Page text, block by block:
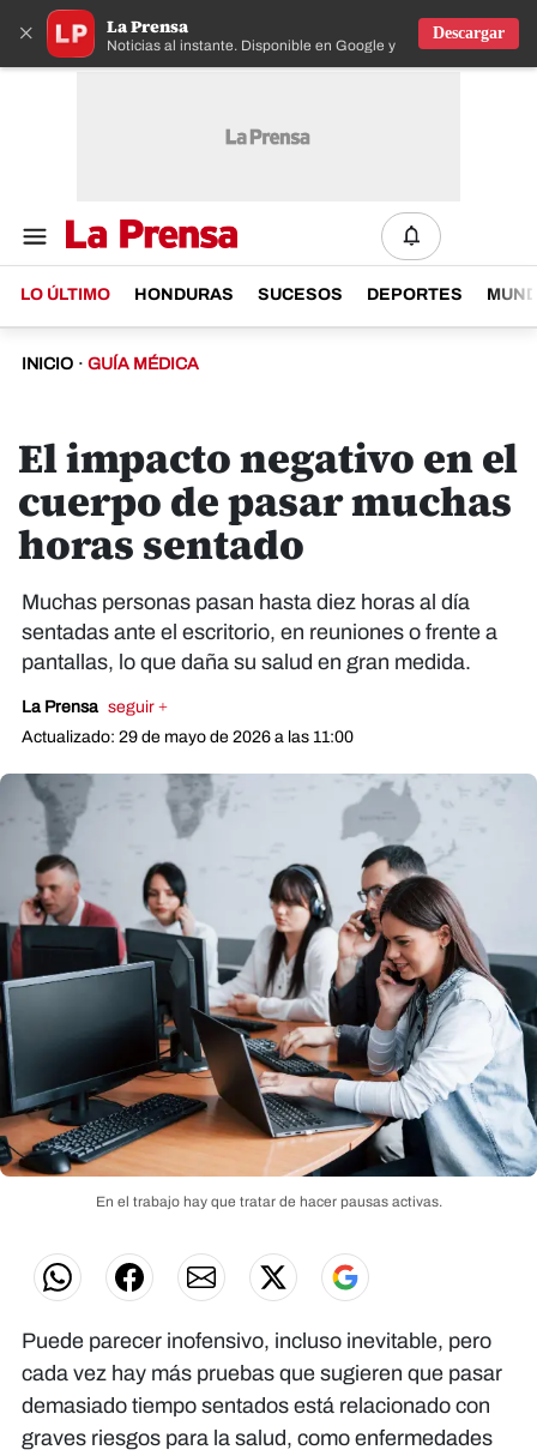
× La Prensa
Noticias al instante. Disponible en Google y IOS
Descargar
LO ÚLTIMO HONDURAS SUCESOS DEPORTES
INICIO · GUÍA MÉDICA
El impacto negativo en el
cuerpo de pasar muchas
horas sentado
Muchas personas pasan hasta diez horas al día
sentadas ante el escritorio, en reuniones o frente a
pantallas, lo que daña su salud en gran medida.
La Prensa seguir +
Actualizado: 29 de mayo de 2026 a las 11:00
En el trabajo hay que tratar de hacer pausas activas.
Puede parecer inofensivo, incluso inevitable, pero
cada vez hay más pruebas que sugieren que pasar
demasiado tiempo sentados está relacionado con
graves riesgos para la salud, como enfermedades